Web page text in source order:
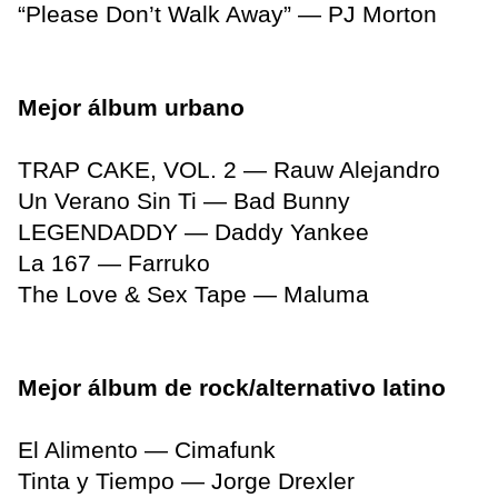
“Please Don’t Walk Away” — PJ Morton
Mejor álbum urbano
TRAP CAKE, VOL. 2 — Rauw Alejandro
Un Verano Sin Ti — Bad Bunny
LEGENDADDY — Daddy Yankee
La 167 — Farruko
The Love & Sex Tape — Maluma
Mejor álbum de rock/alternativo latino
El Alimento — Cimafunk
Tinta y Tiempo — Jorge Drexler